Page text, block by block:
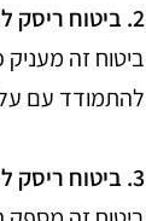
2. ביטוח ריסק לגילוי מחלות קשות
ביטוח זה
להתמודד עם
3. ביטוח ריסק לאובדן כושר עבודה